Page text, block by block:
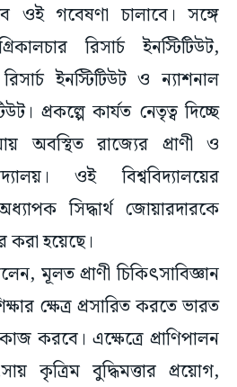
ওই গবেষণা চালাবে। সঙ্গে
রিসার্চ ইনস্টিটিউট,
ইনস্টিটিউট ও ন্যাশনাল
প্রকল্পে কার্যত নেতৃত্ব দিচ্ছে
অবস্থিত রাজ্যের প্রাণী ও
ওই বিশ্ববিদ্যালয়ের
সিদ্ধার্থ জোয়ারদারকে
করা হয়েছে।
মূলত প্রাণী চিকিৎসাবিজ্ঞান
ক্ষেত্র প্রসারিত করতে ভারত
করবে। এক্ষেত্রে প্রাণিপালন
কৃত্রিম বুদ্ধিমত্তার প্রয়োগ,